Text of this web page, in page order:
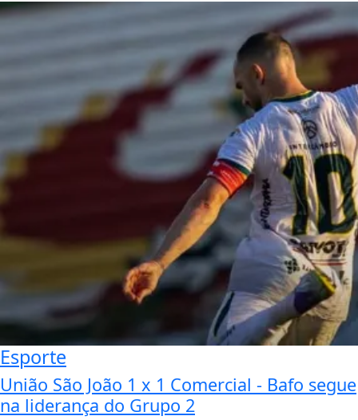
Esporte
União São João 1 x 1 Comercial - Bafo segue
na liderança do Grupo 2